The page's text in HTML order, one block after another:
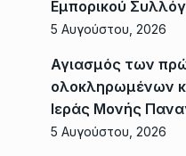
Εμπορικού
5 Αυγούστου, 2026
Αγιασμός των
ολοκληρωμένων
Ιεράς Μονής
5 Αυγούστου, 2026